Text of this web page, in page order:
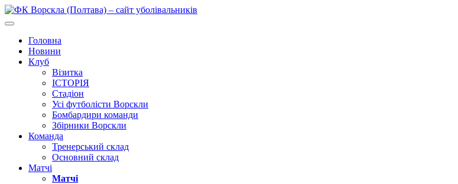
Головна
Новини
Клуб
Візитка
ІСТОРІЯ
Стадіон
Усі футболісти Ворскли
Бомбардири команди
Збірники Ворскли
Команда
Тренерський склад
Основний склад
Матчі
Матчі